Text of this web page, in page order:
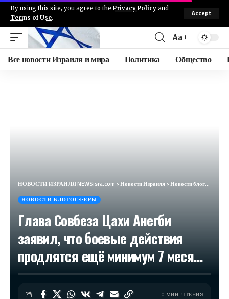
By using this site, you agree to the Privacy Policy and
Terms of Use.
Accept
Aa
Все новости Израиля и мира Политика Общество
НОВОСТИ ИЗРАИЛЯ NEWSisra.com >Новости Израиля>Новости блогосферы
НОВОСТИ БЛОГОСФЕРЫ
Глава Совбеза Цахи Анегби
заявил, что боевые действия
продлятся ещё минимум 7 меся…
0 МИН. ЧТЕНИЯ